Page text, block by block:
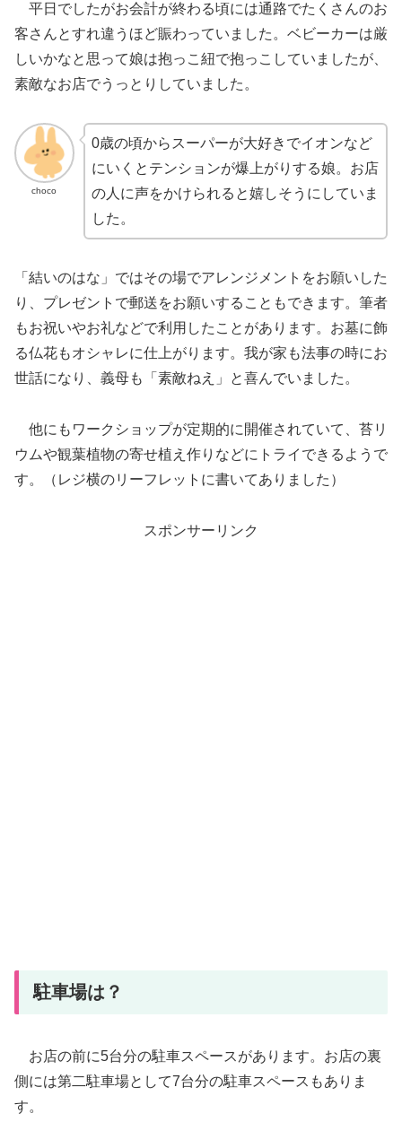
平日でしたがお会計が終わる頃には通路でたくさんのお
客さんとすれ違うほど賑わっていました。ベビーカーは厳
しいかなと思って娘は抱っこ紐で抱っこしていましたが、
素敵なお店でうっとりしていました。
choco
0歳の頃からスーパーが大好きでイオンなど
にいくとテンションが爆上がりする娘。お店
の人に声をかけられると嬉しそうにしていま
した。
「結いのはな」ではその場でアレンジメントをお願いした
り、プレゼントで郵送をお願いすることもできます。筆者
もお祝いやお礼などで利用したことがあります。お墓に飾
る仏花もオシャレに仕上がります。我が家も法事の時にお
世話になり、義母も「素敵ねえ」と喜んでいました。
他にもワークショップが定期的に開催されていて、苔リ
ウムや観葉植物の寄せ植え作りなどにトライできるようで
す。（レジ横のリーフレットに書いてありました）
スポンサーリンク
駐車場は？
お店の前に5台分の駐車スペースがあります。お店の裏
側には第二駐車場として7台分の駐車スペースもありま
す。